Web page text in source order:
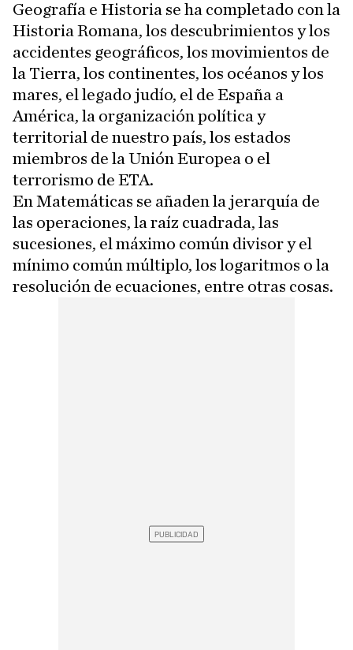
Geografía e Historia se ha completado con la
Historia Romana, los descubrimientos y los
accidentes geográficos, los movimientos de
la Tierra, los continentes, los océanos y los
mares, el legado judío, el de España a
América, la organización política y
territorial de nuestro país, los estados
miembros de la Unión Europea o el
terrorismo de ETA.
En Matemáticas se añaden la jerarquía de
las operaciones, la raíz cuadrada, las
sucesiones, el máximo común divisor y el
mínimo común múltiplo, los logaritmos o la
resolución de ecuaciones, entre otras cosas.